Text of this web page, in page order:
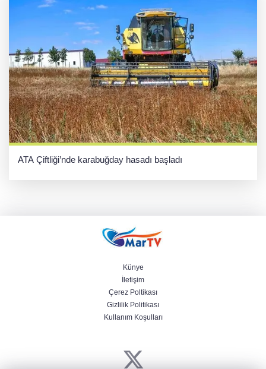
ATA Çiftliği’nde karabuğday hasadı başladı
Künye
İletişim
Çerez Poltikası
Gizlilik Politikası
Kullanım Koşulları